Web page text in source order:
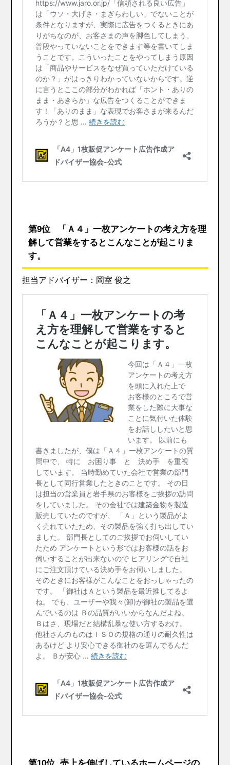
第9位 「Ａ４」一枚アンケートの考え方を理
解して営業をするとこんなことが起こりま
す。
担当アドバイザー：岡室 俊之